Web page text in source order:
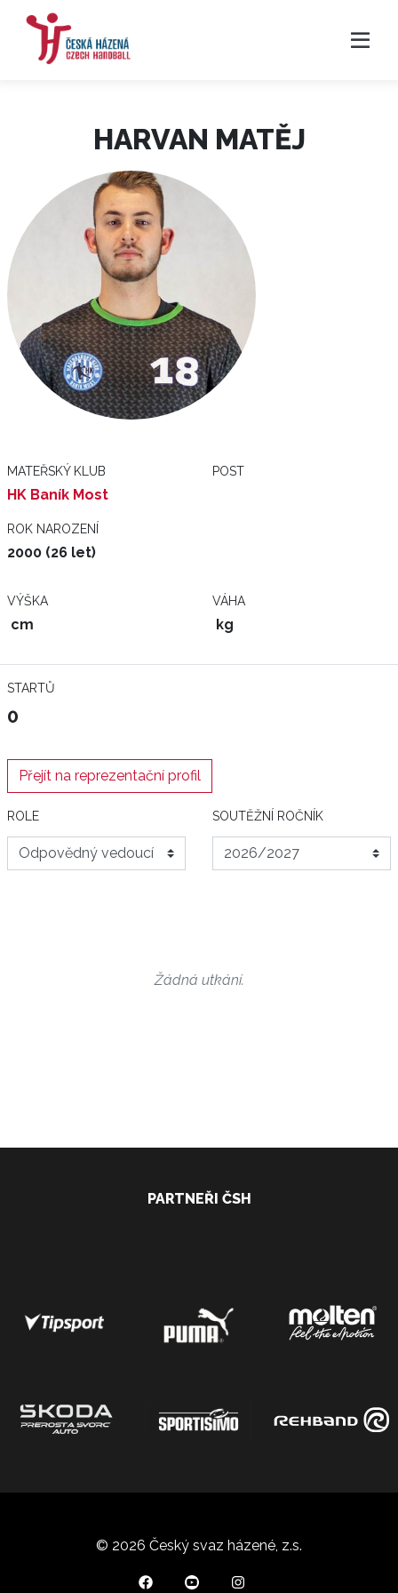
HARVAN MATĚJ
MATEŘSKÝ KLUB
HK Baník Most
POST
ROK NAROZENÍ
2000 (26 let)
VÝŠKA
cm
VÁHA
kg
STARTŮ
0
Přejít na reprezentační profil
ROLE SOUTĚŽNÍ ROČNÍK
Žádná utkání.
PARTNEŘI ČSH
© 2026 Český svaz házené, z.s.